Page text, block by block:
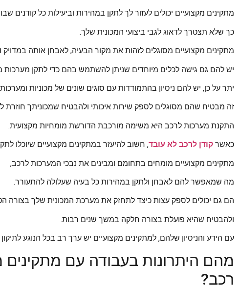
מתקינים מקצועיים יכולים לעזור לך לתקן במהירות וביעילות כל קודנים
כך שלא תצטרך לדאוג לגבי ביצועי המכונית שלך.
מתקינים מקצועיים מסוגלים לזהות את מקור הבעיה, לאבחן אותה במדויק
יש להם גם גישה לכלים מיוחדים שניתן להשתמש בהם כדי לתקן מערכות
יתר על כן, יש להם ניסיון בהתמודדות עם סוגים שונים של מכוניות
זה מבטיח שהם מסוגלים לספק שירות איכותי ולהבטיח שמכוניתך חוזרת
התקנת מערכות לרכב היא משימה מורכבת הדורשת מומחיות מקצועית.
כאשר קודן לרכב לא עובד, חשוב להיעזר במתקינים מקצועיים שיוכלו
מתקינים מקצועיים מומחים בתחומם ומבינים את נבכי המערכות לרכב,
מה שמאפשר להם לאבחן ולתקן במהירות כל בעיה שעלולה להתעורר.
הם גם יכולים לספק עצות כיצד לתחזק את מערכת המכונית שלך בצורה
ולהבטיח שהיא פועלת בצורה חלקה במשך שנים רבות.
עם הידע והניסיון שלהם, למתקינים מקצועיים יש ערך רב בכל הנוגע לתיקון
מהם היתרונות בעבודה עם מתקינים
רכב?